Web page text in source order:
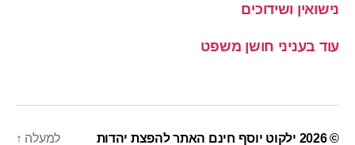
נישואין ושידוכים
עוד בעניני חושן משפט
© 2026 ילקוט יוסף חינם האתר להפצת יהדות למעלה ↑